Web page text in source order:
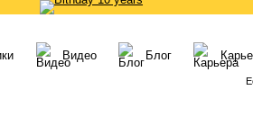
Видео Блог